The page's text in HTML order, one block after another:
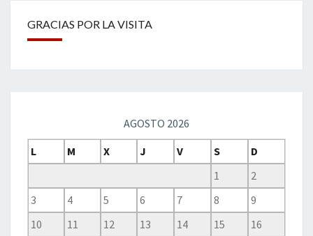
GRACIAS POR LA VISITA
AGOSTO 2026
L
M X J V S
D
1
2
3
4 5 6 7 8
9
10
11 12 13 14 15
16